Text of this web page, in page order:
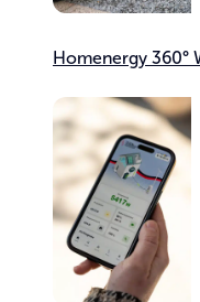
Homenergy 360°